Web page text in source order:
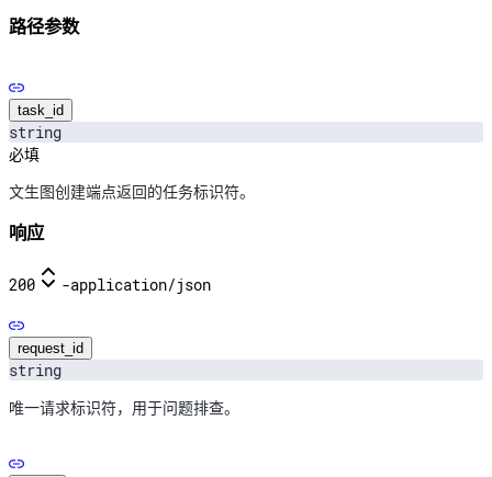
路径参数
task_id
string
必填
文生图创建端点返回的任务标识符。
响应
200 -application/json
request_id
string
唯一请求标识符，用于问题排查。